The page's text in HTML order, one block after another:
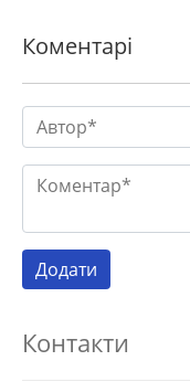
Коментарі
Контакти